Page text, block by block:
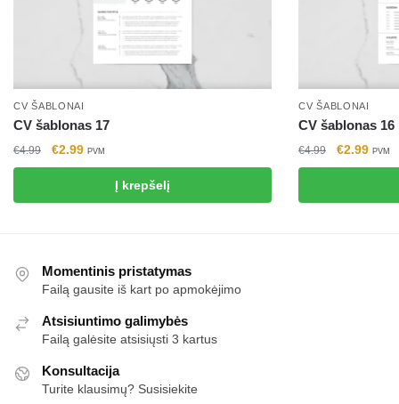
CV ŠABLONAI
CV šablonas 17
€4.99
Original
price
€4.99.
€2.99Current
price
€2.99.
PVM
Į krepšelį
CV ŠABLONAI
CV šablonas 16
€4.99
Original
price
€4.99.
€2.99
price
PVM
Momentinis pristatymas
Failą gausite iš kart po apmokėjimo
Atsisiuntimo galimybės
Failą galėsite atsisiųsti 3 kartus
Konsultacija
Turite klausimų? Susisiekite